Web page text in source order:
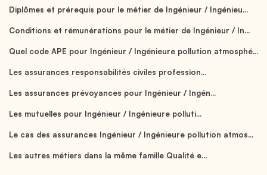
Diplômes et prérequis pour le métier de Ingénieur / Ingénieu...
Conditions et rémunérations pour le métier de Ingénieur / In...
Quel code APE pour Ingénieur / Ingénieure pollution atmosphé...
Les assurances responsabilités civiles profession...
Les assurances prévoyances pour Ingénieur / Ingén...
Les mutuelles pour Ingénieur / Ingénieure polluti...
Le cas des assurances Ingénieur / Ingénieure pollution atmos...
Les autres métiers dans la même famille Qualité e...